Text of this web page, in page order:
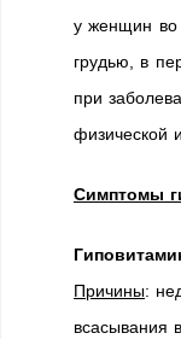
у женщин во
грудью, в
при
физической
Симптомы
Причины:
всасывания